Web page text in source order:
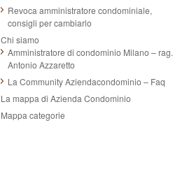
Revoca amministratore condominiale,
consigli per cambiarlo
Chi siamo
Amministratore di condominio Milano – rag.
Antonio Azzaretto
La Community Aziendacondominio – Faq
La mappa di Azienda Condominio
Mappa categorie